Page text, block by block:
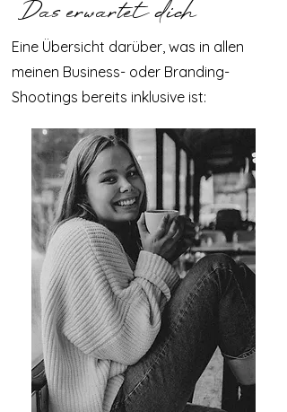
Das erwartet dich
Eine Übersicht darüber, was in allen
meinen Business- oder Branding-
Shootings bereits inklusive ist: